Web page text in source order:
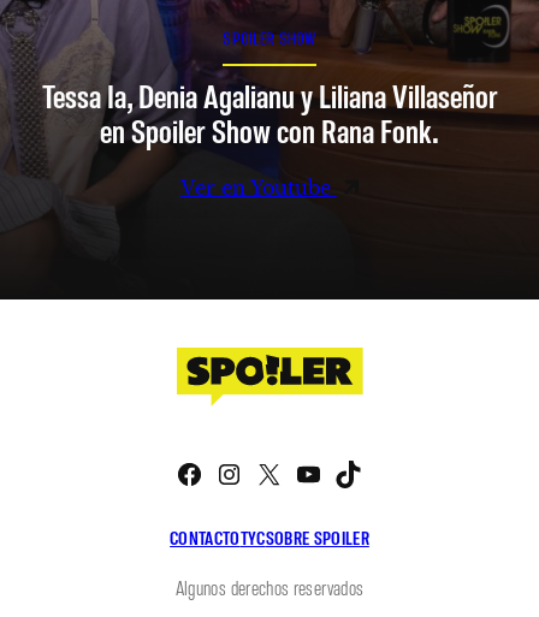
SPOILER SHOW
Tessa Ia, Denia Agalianu y Liliana Villaseñor
en Spoiler Show con Rana Fonk.
Ver en Youtube
CONTACTOTYCSOBRE SPOILER
Facebook
Instagram
X YouTube
Algunos derechos reservados